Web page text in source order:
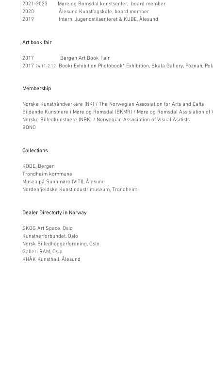
2021-2023 Møre og Romsdal kunstsenter, board member
2020 Ålesund Kunstfagskole, board member
2019 Intern, Jugendstilsenteret & KUBE, Ålesund
Art book fair
2017 Bergen Art Book Fair
2017 24.11-2.12 Booki Exhibition Photobook* Exhibition, Skala Gallery, Poznań,
Membership
Norske Kunsthåndverkere (NK) / The Norwegian Assosiation for Arts and Cafts
Bildende Kunstnere i Møre og Romsdal (BKMR) / Møre og Romsdal Assisiation of
Norske Billedkunstnere (NBK) / Norwegian Association of Visual Asrtists
BONO
Collections
KODE, Bergen
Trondheim kommune
Musea på Sunnmøre (VITI), Ålesund
Nordenfjeldske Kunstindustrimuseum, Trondheim
Dealer Directorty in Norway
SKOG Art Space, Oslo
Kunstnerforbundet, Oslo
Norsk Billedhoggerforening, Oslo
Galleri RAM, Oslo
KHÅK Kunsthall, Ålesund